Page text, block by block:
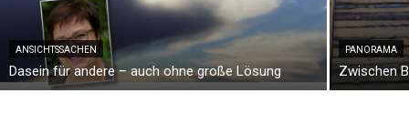
ANSICHTSSACHEN
Dasein für andere – auch ohne große Lösung
PANORAMA
Zwischen